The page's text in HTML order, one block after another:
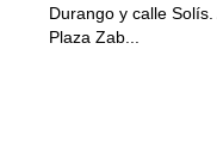
Durango y calle
Plaza Zab...